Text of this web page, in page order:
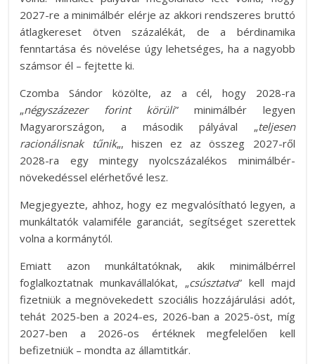
2027-re a minimálbér elérje az akkori rendszeres bruttó
átlagkereset ötven százalékát, de a bérdinamika
fenntartása és növelése úgy lehetséges, ha a nagyobb
számsor él – fejtette ki.
Czomba Sándor közölte, az a cél, hogy 2028-ra
„négyszázezer forint körüli” minimálbér legyen
Magyarországon, a második pályával „teljesen
racionálisnak tűnik„, hiszen ez az összeg 2027-ről
2028-ra egy mintegy nyolcszázalékos minimálbér-
növekedéssel elérhetővé lesz.
Megjegyezte, ahhoz, hogy ez megvalósítható legyen, a
munkáltatók valamiféle garanciát, segítséget szerettek
volna a kormánytól.
Emiatt azon munkáltatóknak, akik minimálbérrel
foglalkoztatnak munkavállalókat, „csúsztatva” kell majd
fizetniük a megnövekedett szociális hozzájárulási adót,
tehát 2025-ben a 2024-es, 2026-ban a 2025-öst, míg
2027-ben a 2026-os értéknek megfelelően kell
befizetniük – mondta az államtitkár.